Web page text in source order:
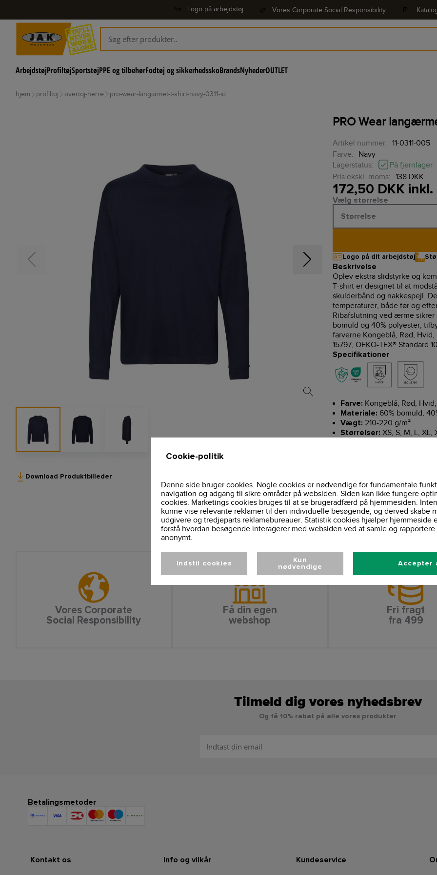
Logo på arbejdstøj Vores Corporate Social Responsibility
ArbejdstøjProfiltøjSportstøjPPE og tilbehørFodtøj og sikkerhedsskoBrandsNyhederOUTLET
hjem profiltoj overtoj-herre pro-wear-langarmet-t-shirt-navy-0311-id
Cookie-politik
Denne side bruger cookies. Nogle cookies er nødvendige for fundamentale
navigation og adgang til sikre områder på websiden. Siden kan ikke fungere
cookies. Marketings cookies bruges til at se brugeradfærd på hjemmesiden.
kunne vise relevante reklamer til den individuelle besøgende, og derved skabe
udgivere og tredjeparts reklamebureauer. Statistik cookies hjælper hjemmeside
forstå hvordan besøgende interagerer med websiden ved at samle og
anonymt.
Indstil cookies
Kun
nødvendige
Accepter
Download Produktbilleder
PRO Wear
Artikel nummer:
11-0311-005
Farve:
Navy
Lagerstatus:
På fjernlager
Pris ekskl. moms:
138 DKK
172,50 DKK inkl.
Vælg størrelse
Størrelse
Logo på dit arbejdstøj
Beskrivelse
Oplev ekstra slidstyrke og
T-shirt er designet til at
skulderbånd og nakkespejl.
temperaturer, både før og
Ribafslutning ved ærme sikrer
bomuld og 40% polyester,
farverne Kongeblå, Rød,
15797, OEKO-TEX® Standard
Specifikationer
Farve: Kongeblå, Rød,
Materiale: 60% bomuld,
Vægt: 210-220 g/m²
Størrelser: XS, S, M, L, XL,
Fire-lags halsrib,
Forkrympet
ISO 15797,
Anvendelse: Ideel til både
Vaskeinformationer
Vores Corporate
Social Responsibility
Få din egen
webshop
Fri fragt
fra 499
Tilmeld dig vores nyhedsbrev
Og få 10% rabat på alle vores produkter
Betalingsmetoder
Kontakt os Info og vilkår Kundeservice